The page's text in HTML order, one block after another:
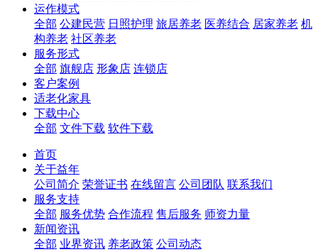
运作模式
全部 公建民营 日照护理 旅居养老 医养结合 居家养老 机
构养老 社区养老
服务形式
全部 旗舰店 形象店 连锁店
客户案例
适老化家具
下载中心
全部 文件下载 软件下载
首页
关于益年
公司简介 荣誉证书 在线留言 公司团队 联系我们
服务支持
全部 服务优势 合作流程 售后服务 师资力量
新闻资讯
全部 业界资讯 养老政策 公司动态